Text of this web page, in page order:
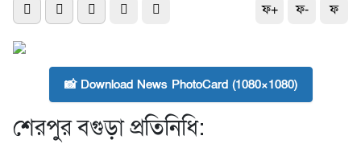
ফ+ ফ- ফ
📸 Download News PhotoCard (1080×1080)
শেরপুর বগুড়া প্রতিনিধি: